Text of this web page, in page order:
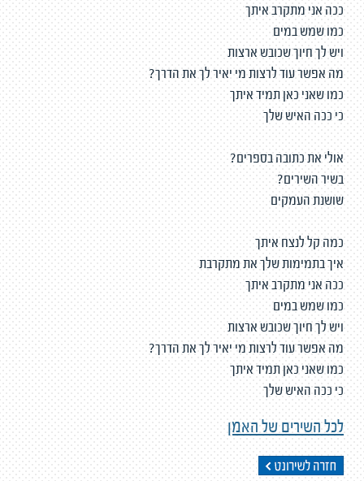
ככה אני מתקרב איתך
כמו שמש במים
ויש לך חיוך שכובש ארצות
מה אפשר עוד לרצות מי יאיר לך את הדרך?
כמו שאני כאן תמיד איתך
כי ככה האיש שלך
אולי את כתובה בספרים?
בשיר השירים?
שושנת העמקים
כמה קל לנצח איתך
איך בתמימות שלך את מתקרבת
ככה אני מתקרב איתך
כמו שמש במים
ויש לך חיוך שכובש ארצות
מה אפשר עוד לרצות מי יאיר לך את הדרך?
כמו שאני כאן תמיד איתך
כי ככה האיש שלך
לכל השירים של האמן